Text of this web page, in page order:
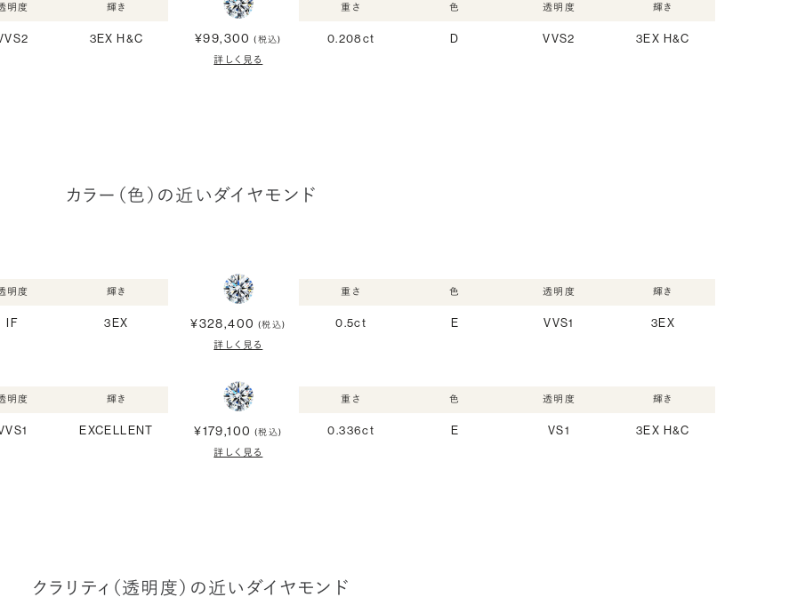
明度 輝き
3EX H&C ¥99,300 (税込)
詳しく見る
重さ
0.208ct
色
D
透明度
VVS2
輝き
3EX H&C
カラー（色）の近いダイヤモンド
明度
IF
輝き
3EX ¥328,400 (税込)
詳しく見る
重さ
0.5ct
色
E
透明度
VVS1
輝き
3EX
明度 輝き
EXCELLENT ¥179,100 (税込)
詳しく見る
重さ
0.336ct
色
E
透明度
VS1
輝き
3EX H&C
クラリティ（透明度）の近いダイヤモンド